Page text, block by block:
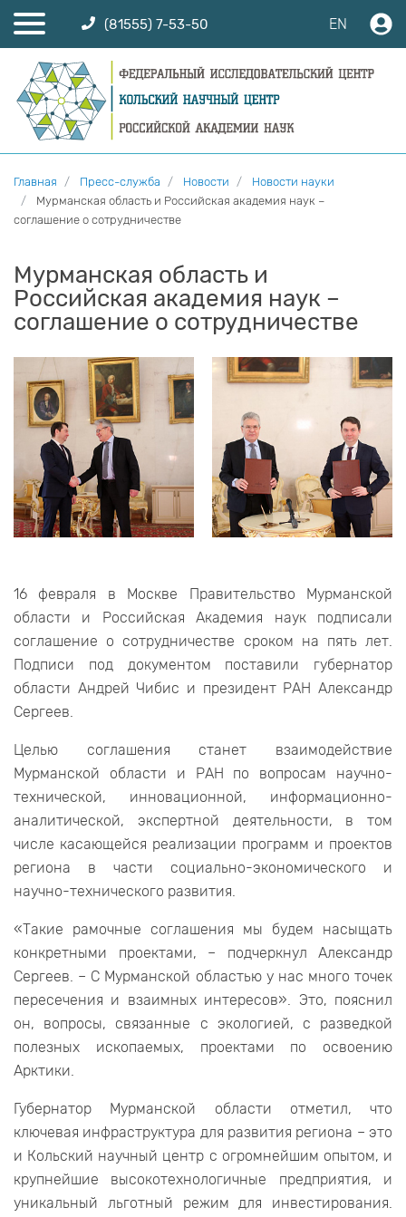
(81555) 7-53-50 EN
Главная Пресс-служба Новости
Новости науки
Мурманская область и Российская академия наук –
соглашение о сотрудничестве
Мурманская область и
Российская академия наук –
соглашение о сотрудничестве
16 февраля в Москве Правительство Мурманской
области и Российская Академия наук подписали
соглашение о сотрудничестве сроком на пять лет.
Подписи под документом поставили губернатор
области Андрей Чибис и президент РАН Александр
Сергеев.
Целью соглашения станет взаимодействие
Мурманской области и РАН по вопросам научно-
технической, инновационной, информационно-
аналитической, экспертной деятельности, в том
числе касающейся реализации программ и проектов
региона в части социально-экономического и
научно-технического развития.
«Такие рамочные соглашения мы будем насыщать
конкретными проектами, – подчеркнул Александр
Сергеев. – С Мурманской областью у нас много точек
пересечения и взаимных интересов». Это, пояснил
он, вопросы, связанные с экологией, с разведкой
полезных ископаемых, проектами по освоению
Арктики.
Губернатор Мурманской области отметил, что
ключевая инфраструктура для развития региона – это
и Кольский научный центр с огромнейшим опытом, и
крупнейшие высокотехнологичные предприятия, и
уникальный льготный режим для инвестирования.